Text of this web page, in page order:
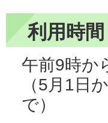
利用時間
午前9時か
（5月1日
で）